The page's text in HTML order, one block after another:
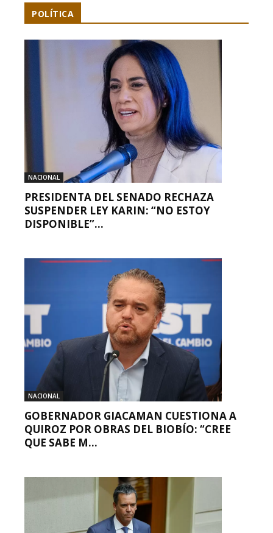
POLÍTICA
NACIONAL
PRESIDENTA DEL SENADO RECHAZA
SUSPENDER LEY KARIN: “NO ESTOY
DISPONIBLE”...
NACIONAL
GOBERNADOR GIACAMAN CUESTIONA A
QUIROZ POR OBRAS DEL BIOBÍO: “CREE
QUE SABE M...